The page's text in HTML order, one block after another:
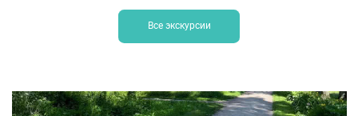
Все экскурсии